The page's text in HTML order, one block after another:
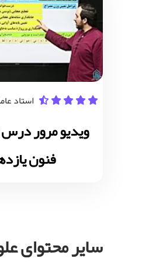
استاد
فنون
سایر محتوای